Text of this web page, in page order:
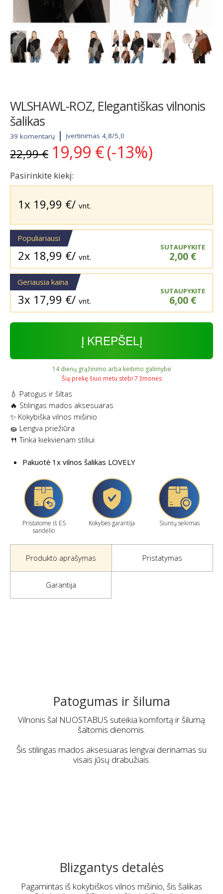
WLSHAWL-ROZ, Elegantiškas vilnonis
šalikas
39 komentarų įvertinimas 4,8/5,0
22,99€ Original
price
was:
22,99 €.
19,99 € Current
price
19,99 €.
(-13%)
Pasirinkite kiekį:
1x 19,99 €/ vnt.
Populiariausi
2x 18,99 €/ vnt.
SUTAUPYKITE
2,00 €
Geriausia kaina
3x 17,99 €/ vnt.
SUTAUPYKITE
6,00 €
Į KREPŠELĮ
14 dienų grąžinimo arba keitimo galimybė
Šią prekę šiuo metu stebi 7 žmonės
💧 Patogus ir šiltas
🔥 Stilingas mados aksesuaras
✨ Kokybiška vilnos mišinio
🧽 Lengva priežiūra
🍴 Tinka kiekvienam stiliui
Pakuotė 1x vilnos šalikas LOVELY
Pristatome iš ES
sandėlio
Kokybės garantija Siuntų sekimas
Produkto aprašymas Pristatymas
Garantija
Šis stilingas mados aksesuaras lengvai derinamas su
visais jūsų drabužiais.